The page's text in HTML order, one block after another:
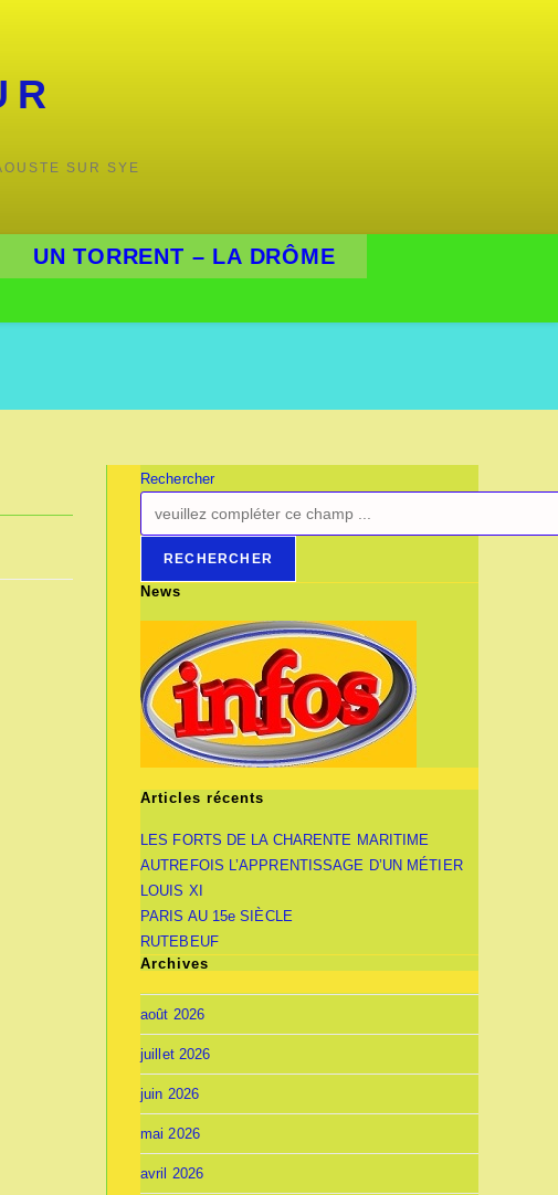
SUR SYE
UN TORRENT – LA DRÔME
Rechercher
RECHERCHER
News
Articles récents
LES FORTS DE LA CHARENTE MARITIME
AUTREFOIS L’APPRENTISSAGE D’UN MÉTIER
LOUIS XI
PARIS AU 15e SIÈCLE
RUTEBEUF
Archives
août 2026
juillet 2026
juin 2026
mai 2026
avril 2026